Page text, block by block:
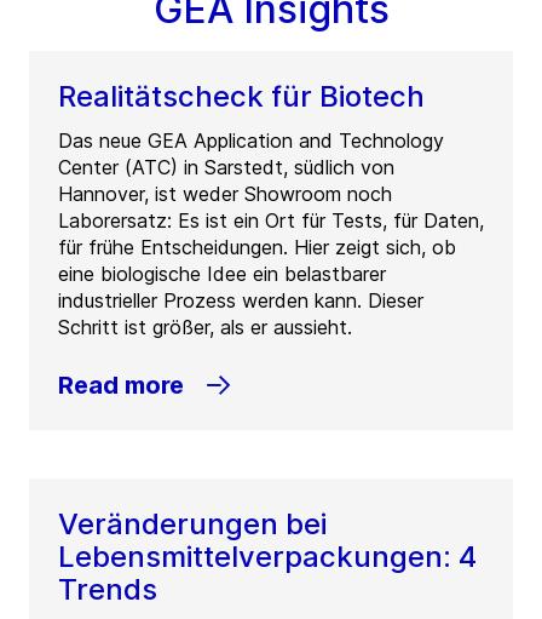
Realitätscheck für Biotech
Das neue GEA Application and Technology
Center (ATC) in Sarstedt, südlich von
Hannover, ist weder Showroom noch
Laborersatz: Es ist ein Ort für Tests, für Daten,
für frühe Entscheidungen. Hier zeigt sich, ob
eine biologische Idee ein belastbarer
industrieller Prozess werden kann. Dieser
Schritt ist größer, als er aussieht.
Read more
Veränderungen bei
Lebensmittelverpackungen: 4
Trends